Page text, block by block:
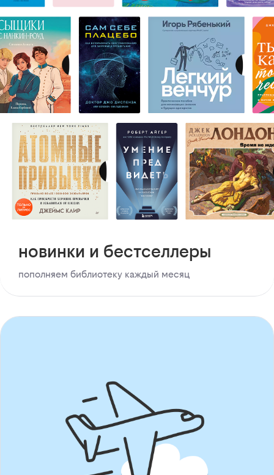
новинки и бестселлеры
пополняем библиотеку каждый месяц